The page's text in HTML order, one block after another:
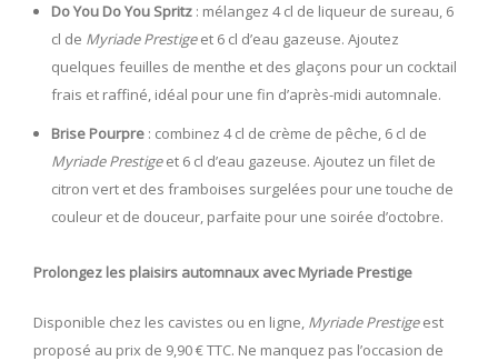
Do You Do You Spritz : mélangez 4 cl de liqueur de sureau, 6
cl de Myriade Prestigeet 6 cl d’eau gazeuse. Ajoutez
quelques feuilles de menthe et des glaçons pour un cocktail
frais et raffiné, idéal pour une fin d’après-midi automnale.
Brise Pourpre : combinez 4 cl de crème de pêche, 6 cl de
Myriade Prestigeet 6 cl d’eau gazeuse. Ajoutez un filet de
citron vert et des framboises surgelées pour une touche de
couleur et de douceur, parfaite pour une soirée d’octobre.
Prolongez les plaisirs automnaux avec Myriade Prestige
Disponible chez les cavistes ou en ligne, Myriade Prestigeest
proposé au prix de 9,90 € TTC. Ne manquez pas l’occasion de